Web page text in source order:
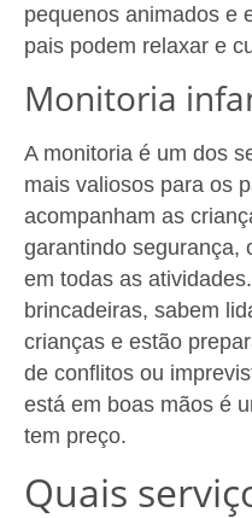
pequenos animados e
pais podem relaxar e
Monitoria
A monitoria é um dos
mais valiosos para os
acompanham as
garantindo segurança,
em todas as
brincadeiras, sabem
crianças e estão
de conflitos ou
está em boas mãos é
tem preço.
Quais